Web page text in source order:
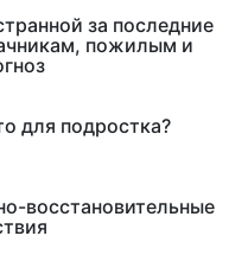
за последние
пожилым и
для подростка?
восстановительные